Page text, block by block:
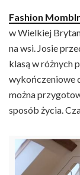
Fashion Momblr
w Wielkiej
na wsi. Josie
klasą w różnych
wykończeniowe
można
sposób życia.